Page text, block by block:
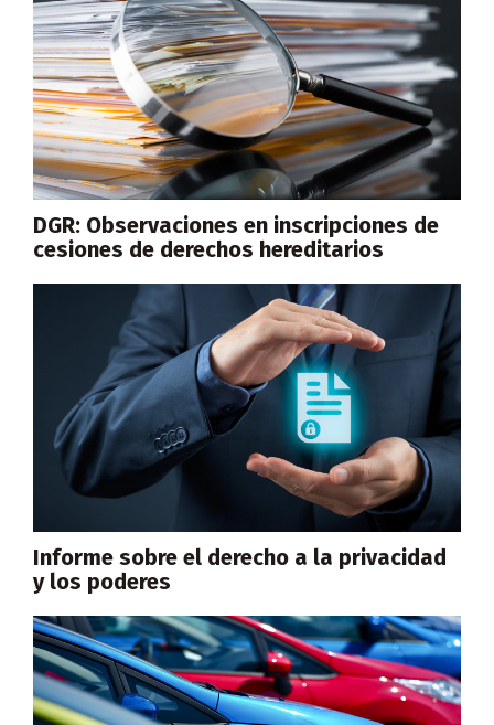
DGR: Observaciones en inscripciones de
cesiones de derechos hereditarios
Informe sobre el derecho a la privacidad
y los poderes